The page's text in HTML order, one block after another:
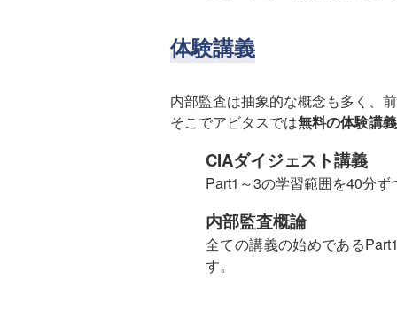
体験講義
内部監査は抽象的な概念も多く、
そこでアビタスでは無料の体験講義
CIAダイジェスト講義
Part1～3の学習範囲を40分
内部監査概論
全ての講義の始めである
す。